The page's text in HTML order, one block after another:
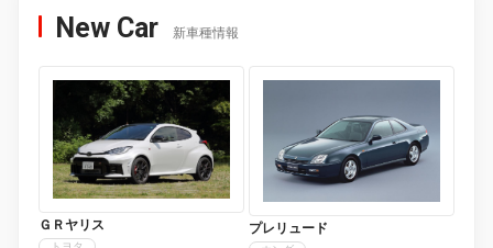
New Car 新車種情報
ＧＲヤリス プレリュード